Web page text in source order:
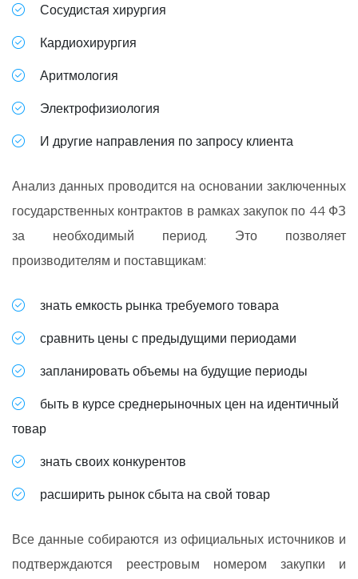
Сосудистая хирургия
Кардиохирургия
Аритмология
Электрофизиология
И другие направления по запросу клиента
Анализ данных проводится на основании заключенных
государственных контрактов в рамках закупок по 44 ФЗ
за необходимый период. Это позволяет
производителям и поставщикам:
знать емкость рынка требуемого товара
сравнить цены с предыдущими периодами
запланировать объемы на будущие периоды
быть в курсе среднерыночных цен на идентичный
товар
знать своих конкурентов
расширить рынок сбыта на свой товар
Все данные собираются из официальных источников и
подтверждаются реестровым номером закупки и